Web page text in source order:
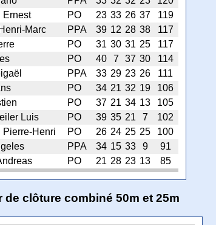
Ernest PO 23 33 26 37
119
Marc PPA 39 12 28 38
117
PO 31 30 31 25
117
PO 40 7 37 30
114
PPA 33 29 23 26
111
PO 34 21 32 19
106
PO 37 21 34 13
105
Luis PO 39 35 21 7
102
Pierre-Henri PO 26 24 25 25
100
PPA 34 15 33 9
91
PO 21 28 23 13 85
de clôture combiné 50m et 25m